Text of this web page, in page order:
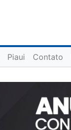
Piaui Contato